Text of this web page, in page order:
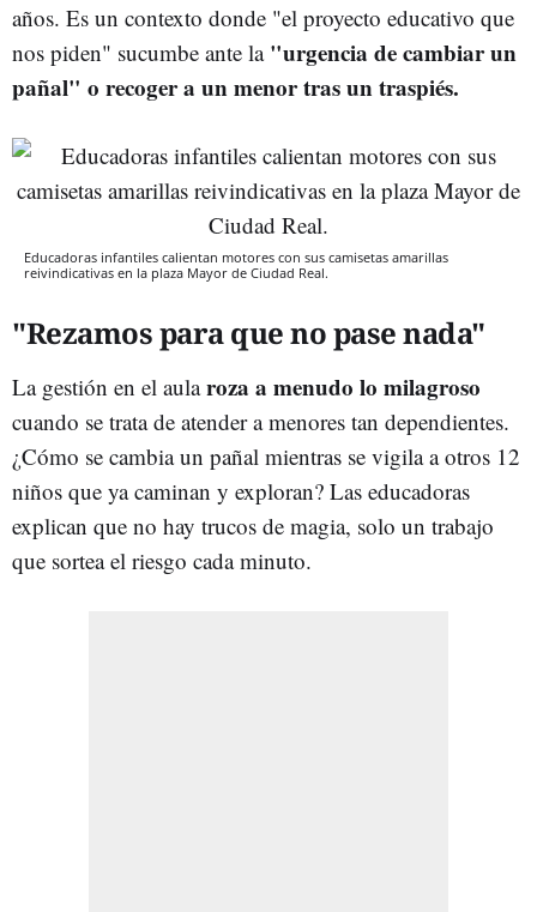
años. Es un contexto donde "el proyecto educativo que
nos piden" sucumbe ante la "urgencia de cambiar un
pañal" o recoger a un menor tras un traspiés.
Educadoras infantiles calientan motores con sus camisetas amarillas
reivindicativas en la plaza Mayor de Ciudad Real.
"Rezamos para que no pase nada"
La gestión en el aularoza a menudo lo milagroso
cuando se trata de atender a menores tan dependientes.
¿Cómo se cambia un pañal mientras se vigila a otros 12
niños que ya caminan y exploran? Las educadoras
explican que no hay trucos de magia, solo un trabajo
que sortea el riesgo cada minuto.